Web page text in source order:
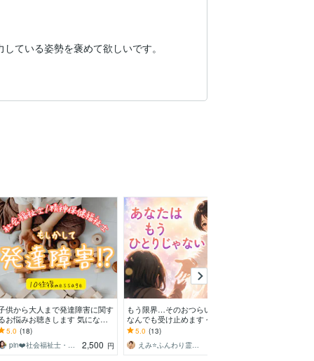
ている姿勢を褒めて欲しいです。
供から大人まで発達障害に関す
お悩みお聴きします 気になる
動や困りごとは社会福祉士/精
神保健福祉士にどうぞ♬
5.0 (18)
pin❤️社会福祉士・精神保健福祉士
2,500 円
もう限界…そのおつらいお気持ち
なんでも受け止めます 今すぐつ
ながる☘️うつ・精神疾患・発達障
害・不眠・不安障害
5.0 (13)
えみ⭐️ふんわり霊感ヒーリング